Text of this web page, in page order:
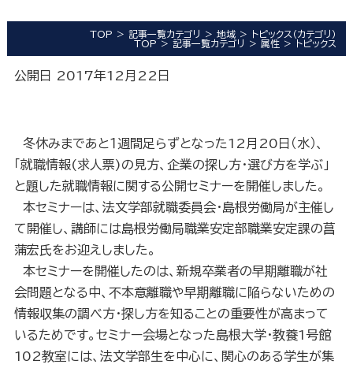
TOP 記事一覧カテゴリ 地域
トピックス（カテゴリ）
TOP
記事一覧カテゴリ 属性 トピックス
公開日 2017年12月22日
冬休みまであと１週間足らずとなった12 月 20 日（水）、
「就職情報(求人票)の見方、企業の探し方・選び方を学ぶ」
と題した就職情報に関する公開セミナーを開催しました。
本セミナーは、法文学部就職委員会・島根労働局が主催し
て開催し、講師には島根労働局職業安定部職業安定課の菖
蒲宏氏をお迎えしました。
本セミナーを開催したのは、新規卒業者の早期離職が社
会問題となる中、不本意離職や早期離職に陥らないための
情報収集の調べ方・探し方を知ることの重要性が高まって
いるためです。セミナー会場となった島根大学・教養1 号館
102教室には、法文学部生を中心に、関心のある学生が集